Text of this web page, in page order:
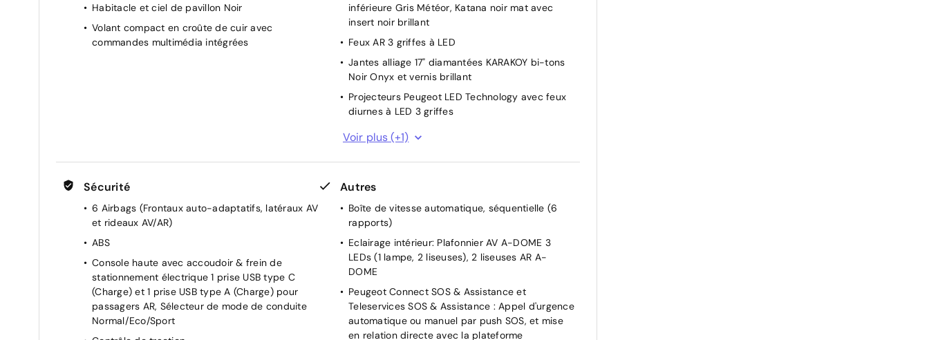
Habitacle et ciel de pavillon Noir
Volant compact en croûte de cuir avec
commandes multimédia intégrées
inférieure Gris Météor, Katana noir mat avec
insert noir brillant
Feux AR 3 griffes à LED
Jantes alliage 17" diamantées KARAKOY bi-tons
Noir Onyx et vernis brillant
Projecteurs Peugeot LED Technology avec feux
diurnes à LED 3 griffes
Vitres latérales AR et lunette AR chauffante
temporisée surteintées
Voir plus (+1)
Sécurité
6 Airbags (Frontaux auto-adaptatifs, latéraux AV
et rideaux AV/AR)
ABS
Console haute avec accoudoir & frein de
stationnement électrique 1 prise USB type C
(Charge) et 1 prise USB type A (Charge) pour
passagers AR, Sélecteur de mode de conduite
Normal/Eco/Sport
Autres
Boîte de vitesse automatique, séquentielle (6
rapports)
Eclairage intérieur: Plafonnier AV A-DOME 3
LEDs (1 lampe, 2 liseuses), 2 liseuses AR A-
DOME
Peugeot Connect SOS & Assistance et
Teleservices SOS & Assistance : Appel d'urgence
automatique ou manuel par push SOS, et mise
en relation directe avec la plateforme